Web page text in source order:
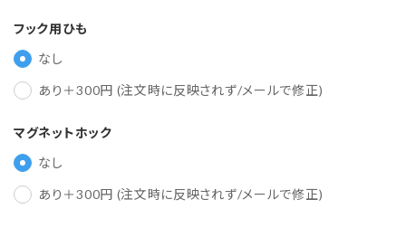
フック用ひも
なし
あり＋300円 (注文時に反映されず/メールで修正)
マグネットホック
なし
あり＋300円 (注文時に反映されず/メールで修正)